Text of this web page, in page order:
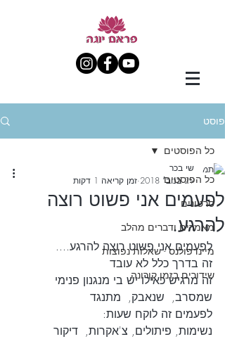
פוסט
כל הפוסטים
סרטונים
מאמרים ודברים מהלב
מיינדפולנס - שאלות נפוצות
שידורים בזמן קורונה
כל הפוסטים
לפעמים אני פשוט רוצה
להרגע.
שי בכר
29 בנוב׳ 2018
זמן קריאה 1 דקות
לפעמים אני פשוט רוצה להרגע....
זה בדרך כלל לא עובד
זה מרגיש כאילו יש בי מנגנון פנימי
שמסרב,  שנאבק,  מתנגד
לפעמים זה לוקח שעות:
נשימות, פיתולים, צ'אקרות,  דיקור